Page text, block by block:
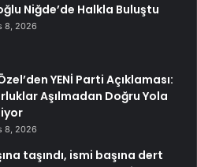
Niğde’de Halkla Buluştu
8, 2026
YENİ Parti Açıklaması:
Aşılmadan Doğru Yola
8, 2026
taşındı, ismi başına dert